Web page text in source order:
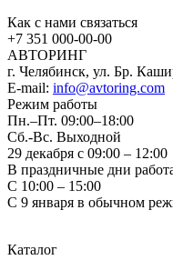
Как с нами связаться
+7 351 000-00-00
АВТОРИНГ
г. Челябинск, ул. Бр.
E-mail: info@avtoring.com
Режим работы
Пн.–Пт. 09:00–18:00
Сб.-Вс. Выходной
29 декабря с 09:00 – 12:00
В праздничные дни
С 10:00 – 15:00
С 9 января в обычном
Каталог